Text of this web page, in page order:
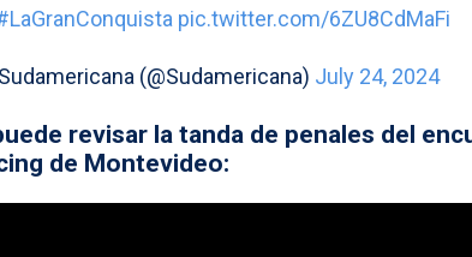
pic.twitter.com/6ZU8CdMaFi
(@Sudamericana) July 24, 2024
revisar la tanda de penales del
de Montevideo: